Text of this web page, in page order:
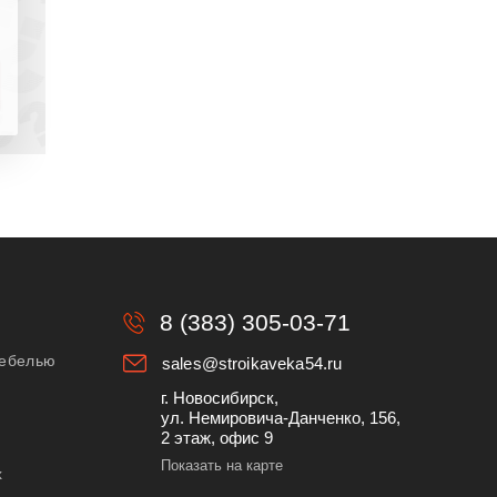
8 (383) 305-03-71
sales@stroikaveka54.ru
г. Новосибирск,
ул. Немировича-Данченко, 156,
2 этаж, офис 9
Показать на карте